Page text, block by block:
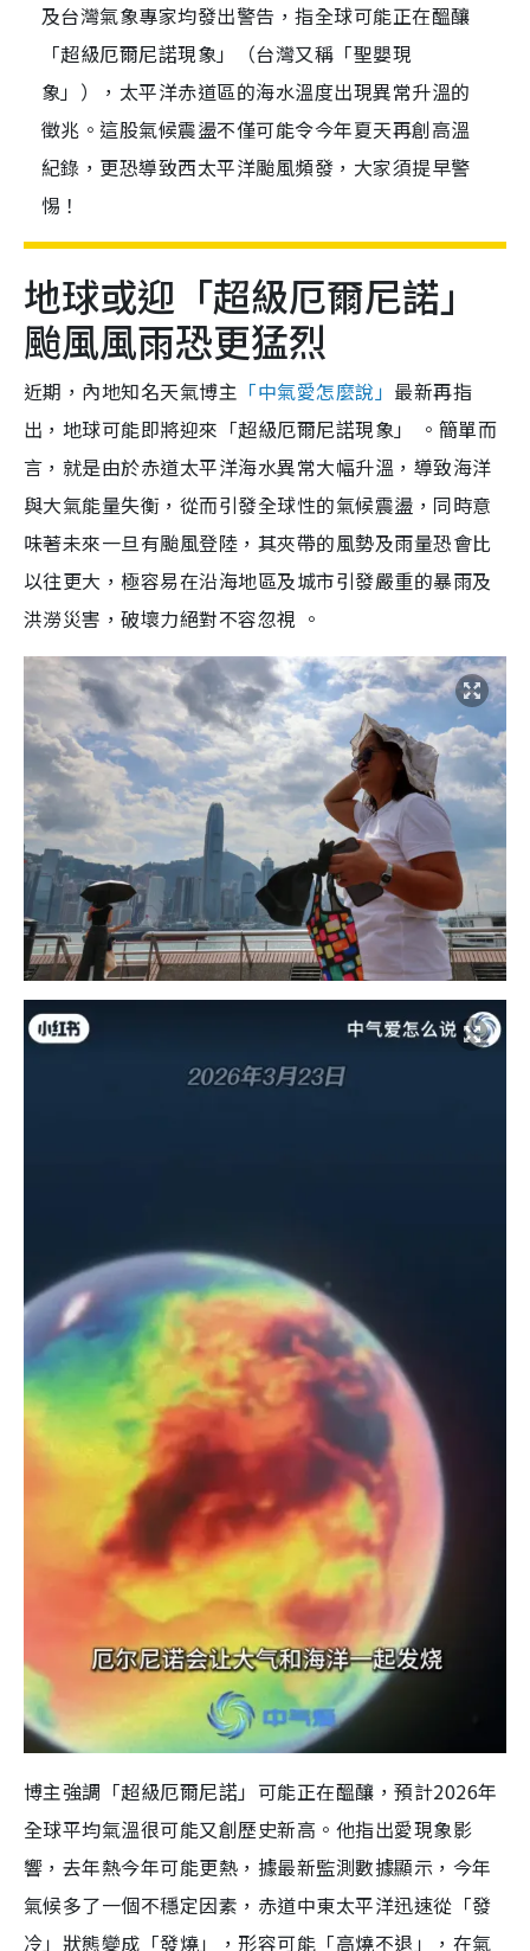
及台灣氣象專家均發出警告，指全球可能正在醞釀
「超級厄爾尼諾現象」（台灣又稱「聖嬰現
象」），太平洋赤道區的海水溫度出現異常升溫的
徵兆。這股氣候震盪不僅可能令今年夏天再創高溫
紀錄，更恐導致西太平洋颱風頻發，大家須提早警
惕！
地球或迎「超級厄爾尼諾」
颱風風雨恐更猛烈
近期，內地知名天氣博主 「中氣愛怎麼說」 最新再指
出，地球可能即將迎來「超級厄爾尼諾現象」 。簡單而
言，就是由於赤道太平洋海水異常大幅升溫，導致海洋
與大氣能量失衡，從而引發全球性的氣候震盪，同時意
味著未來一旦有颱風登陸，其夾帶的風勢及雨量恐會比
以往更大，極容易在沿海地區及城市引發嚴重的暴雨及
洪澇災害，破壞力絕對不容忽視 。
博主強調「超級厄爾尼諾」可能正在醞釀，預計2026年
全球平均氣溫很可能又創歷史新高。他指出愛現象影
響，去年熱今年可能更熱，據最新監測數據顯示，今年
氣候多了一個不穩定因素，赤道中東太平洋迅速從「發
冷」狀態變成「發燒」，形容可能「高燒不退」，在氣